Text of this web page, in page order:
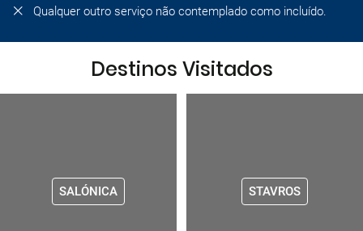
Qualquer outro serviço não contemplado como incluído.
Destinos Visitados
SALÓNICA STAVROS